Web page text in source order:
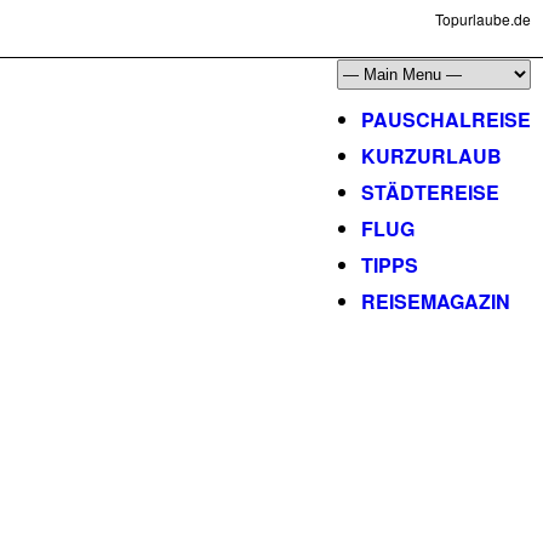
Topurlaube.de
PAUSCHALREISE
KURZURLAUB
STÄDTEREISE
FLUG
TIPPS
REISEMAGAZIN